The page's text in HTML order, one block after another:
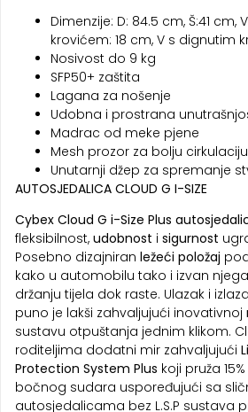
Dimenzije: D: 84.5 cm, Š:41 cm,
krovićem: 18 cm, V s dignutim
Nosivost do 9 kg
SFP50+ zaštita
Lagana za nošenje
Udobna i prostrana
Madrac od meke pjene
Mesh prozor za bolju
Unutarnji džep za spremanje
AUTOSJEDALICA CLOUD G I-SIZE
Cybex Cloud G i-Size Plus
fleksibilnost, udobnost i sigurnost
Posebno dizajniran ležeći položaj
kako u automobilu tako i izvan
držanju tijela dok raste. Ulazak i
puno je lakši zahvaljujući inovativnoj
sustavu otpuštanja jednim klikom.
roditeljima dodatni mir zahvaljujući
Protection System Plus koji pruža
bočnog sudara uspoređujući sa
autosjedalicama bez L.S.P sustava